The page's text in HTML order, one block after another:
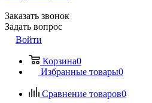
Заказать звонок
Задать вопрос
Войти
Корзина0
Избранные товары0
Сравнение товаров0